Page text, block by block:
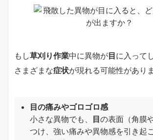
もし草刈り作業中に異物が目に入って
さまざまな症状が現れる可能性がありま
目の痛みやゴロゴロ感
小さな異物でも、 目の表面（角膜
つけ、強い痛みや異物感を引き起